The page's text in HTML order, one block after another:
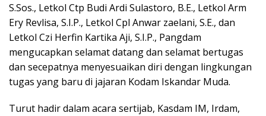
S.Sos., Letkol Ctp Budi Ardi Sulastoro, B.E., Letkol Arm
Ery Revlisa, S.I.P., Letkol Cpl Anwar zaelani, S.E., dan
Letkol Czi Herfin Kartika Aji, S.I.P., Pangdam
mengucapkan selamat datang dan selamat bertugas
dan secepatnya menyesuaikan diri dengan lingkungan
tugas yang baru di jajaran Kodam Iskandar Muda.
Turut hadir dalam acara sertijab, Kasdam IM, Irdam,